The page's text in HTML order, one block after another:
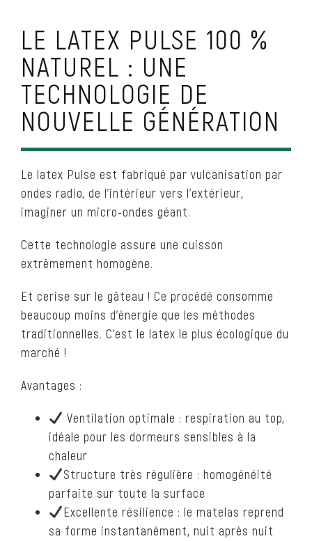
LE LATEX PULSE 100 %
NATUREL : UNE
TECHNOLOGIE DE
NOUVELLE GÉNÉRATION
Le latex Pulse est fabriqué par vulcanisation par
ondes radio, de l’intérieur vers l’extérieur,
imaginer un micro-ondes géant.
Cette technologie assure une cuisson
extrêmement homogène.
Et cerise sur le gâteau ! Ce procédé consomme
beaucoup moins d’énergie que les méthodes
traditionnelles. C’est le latex le plus écologique du
marché !
Avantages :
Ventilation optimale : respiration au top,
idéale pour les dormeurs sensibles à la
chaleur
Structure très régulière : homogénéité
parfaite sur toute la surface
Excellente résilience : le matelas reprend
sa forme instantanément, nuit après nuit